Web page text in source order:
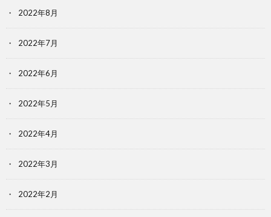
2022年8月
2022年7月
2022年6月
2022年5月
2022年4月
2022年3月
2022年2月